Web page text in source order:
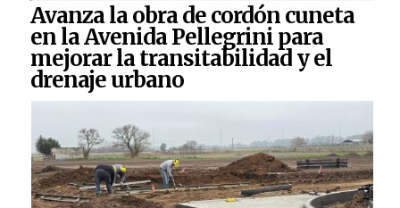
Avanza la obra de cordón cuneta
en la Avenida Pellegrini para
mejorar la transitabilidad y el
drenaje urbano